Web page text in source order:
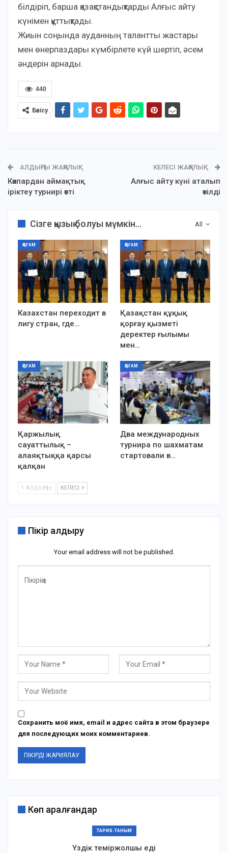
білдіріп, барша қазақстандықтарды Алғыс айту
күнімен құттықтады.
Жиын соңында ауданның талантты жастары
мен өнерпаздары күмбірлете күй шертіп, әсем
әндерін арнады.
440
Бөлісу
АЛДЫҢҒЫ ЖАҢАЛЫҚ
Көкпардан аймақтық
іріктеу турнирі өтті
КЕЛЕСІ ЖАҢАЛЫҚ
Алғыс айту күні аталып
өтілді
All
Сізге қызық болуы мүмкін...
ҚОҒАМ
Казахстан переходит в
лигу стран, где…
ҚОҒАМ
Қазақстан құқық
қорғау қызметі
деректер ғылымы
мен…
ҚОҒАМ
Қаржылық
сауаттылық –
алаяқтыққа қарсы
қалқан
ҚОҒАМ
Два международных
турнира по шахматам
стартовали в…
АЛДЫҢҒЫ КЕЛЕСІ
Пікір қалдыру
Your email address will not be published.
Сохранить моё имя, email и адрес сайта в этом браузере
для последующих моих комментариев.
Көп қаралғандар
ТАРИХ-ТАНЫМ
Үздік теміржолшы еді